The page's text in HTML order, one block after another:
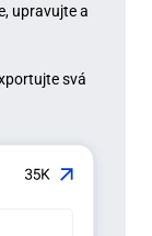
upravujte a
svá